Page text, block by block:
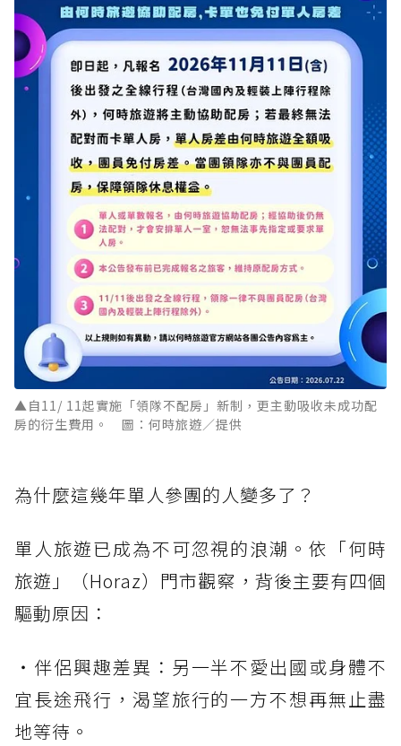
▲自11/ 11起實施「領隊不配房」新制，更主動吸收未成功配
房的衍生費用。 圖：何時旅遊／提供
為什麼這幾年單人參團的人變多了？
單人旅遊已成為不可忽視的浪潮。依「何時
旅遊」（Horaz）門市觀察，背後主要有四個
驅動原因：
・伴侶興趣差異：另一半不愛出國或身體不
宜長途飛行，渴望旅行的一方不想再無止盡
地等待。